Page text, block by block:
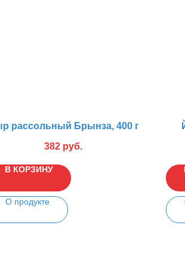
рассольный Брынза, 400 г
382 руб.
В КОРЗИНУ
О продукте